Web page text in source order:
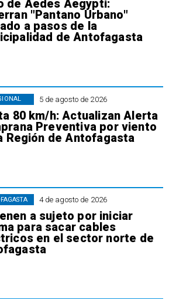
de Aedes Aegypti:
"Pantano Urbano"
a pasos de la
de Antofagasta
5 de agosto de 2026
80 km/h: Actualizan Alerta
Preventiva por viento
Región de Antofagasta
4 de agosto de 2026
a sujeto por iniciar
para sacar cables
en el sector norte de